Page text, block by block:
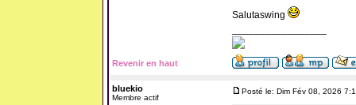
Salutaswing
Revenir en haut
bluekio
Membre actif
Posté le: Dim Fév 08, 2026